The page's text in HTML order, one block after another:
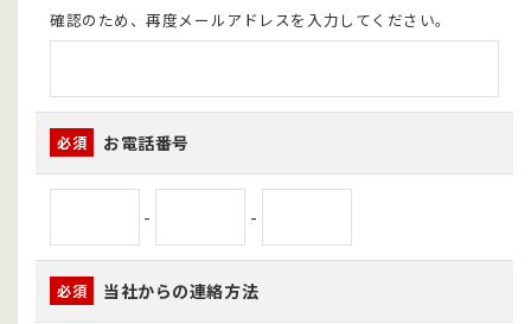
確認のため、再度メールアドレスを入力してください。
必須 お電話番号
- -
必須 当社からの連絡方法